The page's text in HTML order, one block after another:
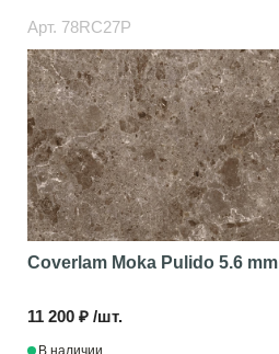
Арт. 78RC27P
Coverlam Moka Pulido 5.6 mm
11 200 ₽ /шт.
В наличии